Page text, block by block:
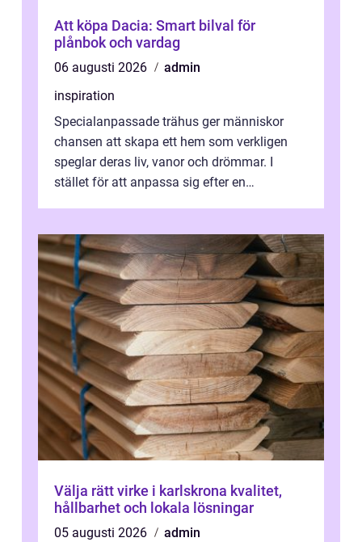
Att köpa Dacia: Smart bilval för
plånbok och vardag
06 augusti 2026
admin
inspiration
Specialanpassade trähus ger människor
chansen att skapa ett hem som verkligen
speglar deras liv, vanor och drömmar. I
stället för att anpassa sig efter en
Välja rätt virke i karlskrona kvalitet,
hållbarhet och lokala lösningar
05 augusti 2026
admin